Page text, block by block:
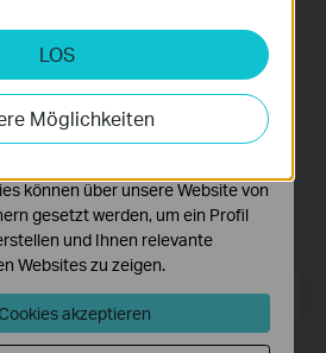
Fi Signal and Wireless Range
views
Registrieren
LOS
Möglichkeiten
Cookies
es uns, Ihre Aktivitäten
analysieren, um die
Website zu verbessern und
können über unsere Website von
gesetzt werden, um ein Profil
und Ihnen relevante
Websites zu zeigen.
akzeptieren